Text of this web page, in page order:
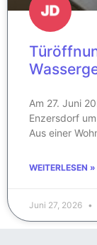
Am 27. Juni
Enzersdorf
Aus einer
WEITERLESEN »
Juni 27, 2026